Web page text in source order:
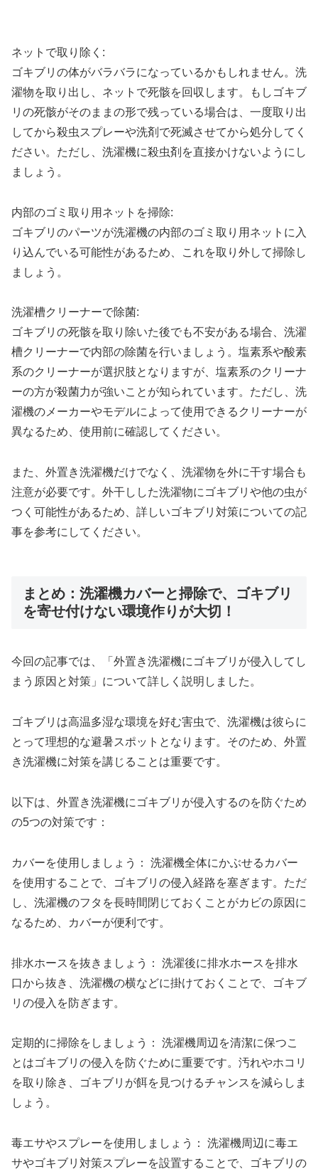
ネットで取り除く:
ゴキブリの体がバラバラになっているかもしれません。洗
濯物を取り出し、ネットで死骸を回収します。もしゴキブ
リの死骸がそのままの形で残っている場合は、一度取り出
してから殺虫スプレーや洗剤で死滅させてから処分してく
ださい。ただし、洗濯機に殺虫剤を直接かけないようにし
ましょう。
内部のゴミ取り用ネットを掃除:
ゴキブリのパーツが洗濯機の内部のゴミ取り用ネットに入
り込んでいる可能性があるため、これを取り外して掃除し
ましょう。
洗濯槽クリーナーで除菌:
ゴキブリの死骸を取り除いた後でも不安がある場合、洗濯
槽クリーナーで内部の除菌を行いましょう。塩素系や酸素
系のクリーナーが選択肢となりますが、塩素系のクリーナ
ーの方が殺菌力が強いことが知られています。ただし、洗
濯機のメーカーやモデルによって使用できるクリーナーが
異なるため、使用前に確認してください。
また、外置き洗濯機だけでなく、洗濯物を外に干す場合も
注意が必要です。外干しした洗濯物にゴキブリや他の虫が
つく可能性があるため、詳しいゴキブリ対策についての記
事を参考にしてください。
まとめ：洗濯機カバーと掃除で、ゴキブリ
を寄せ付けない環境作りが大切！
今回の記事では、「外置き洗濯機にゴキブリが侵入してし
まう原因と対策」について詳しく説明しました。
ゴキブリは高温多湿な環境を好む害虫で、洗濯機は彼らに
とって理想的な避暑スポットとなります。そのため、外置
き洗濯機に対策を講じることは重要です。
以下は、外置き洗濯機にゴキブリが侵入するのを防ぐため
の5つの対策です：
カバーを使用しましょう： 洗濯機全体にかぶせるカバー
を使用することで、ゴキブリの侵入経路を塞ぎます。ただ
し、洗濯機のフタを長時間閉じておくことがカビの原因に
なるため、カバーが便利です。
排水ホースを抜きましょう： 洗濯後に排水ホースを排水
口から抜き、洗濯機の横などに掛けておくことで、ゴキブ
リの侵入を防ぎます。
定期的に掃除をしましょう： 洗濯機周辺を清潔に保つこ
とはゴキブリの侵入を防ぐために重要です。汚れやホコリ
を取り除き、ゴキブリが餌を見つけるチャンスを減らしま
しょう。
毒エサやスプレーを使用しましょう： 洗濯機周辺に毒エ
サやゴキブリ対策スプレーを設置することで、ゴキブリの